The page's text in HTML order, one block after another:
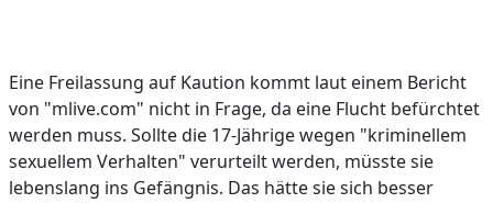
Eine Freilassung auf Kaution kommt laut einem Bericht
von "mlive.com" nicht in Frage, da eine Flucht befürchtet
werden muss. Sollte die 17-Jährige wegen "kriminellem
sexuellem Verhalten" verurteilt werden, müsste sie
lebenslang ins Gefängnis. Das hätte sie sich besser